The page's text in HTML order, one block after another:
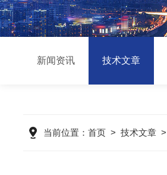
新闻资讯 技术文章
当前位置： 首页 > 技术文章 >